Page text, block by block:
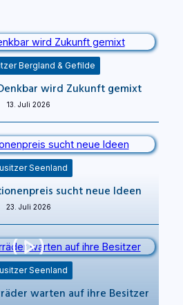
Bergland & Gefilde
wird Zukunft gemixt
13. Juli 2026
Seenland
sucht neue Ideen
23. Juli 2026
Seenland
warten auf ihre Besitzer